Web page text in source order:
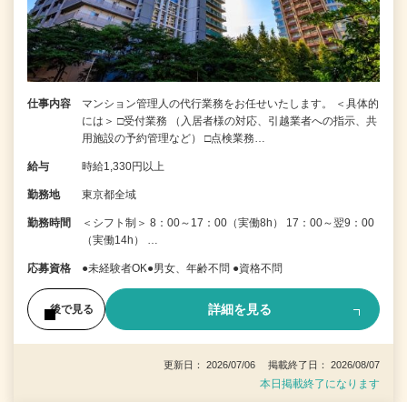
仕事内容
マンション管理人の代行業務をお任せいたします。 ＜具体的
には＞ □受付業務 （入居者様の対応、引越業者への指示、共
用施設の予約管理など） □点検業務…
給与 時給1,330円以上
勤務地 東京都全域
勤務時間
＜シフト制＞ 8：00～17：00（実働8h） 17：00～翌9：00
（実働14h） …
応募資格 ●未経験者OK●男女、年齢不問 ●資格不問
後で見る 詳細を見る
更新日： 2026/07/06 掲載終了日： 2026/08/07
本日掲載終了になります